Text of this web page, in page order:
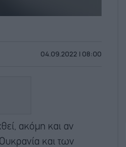
04.09.2022 | 08:00
ακόμη και αν
και των